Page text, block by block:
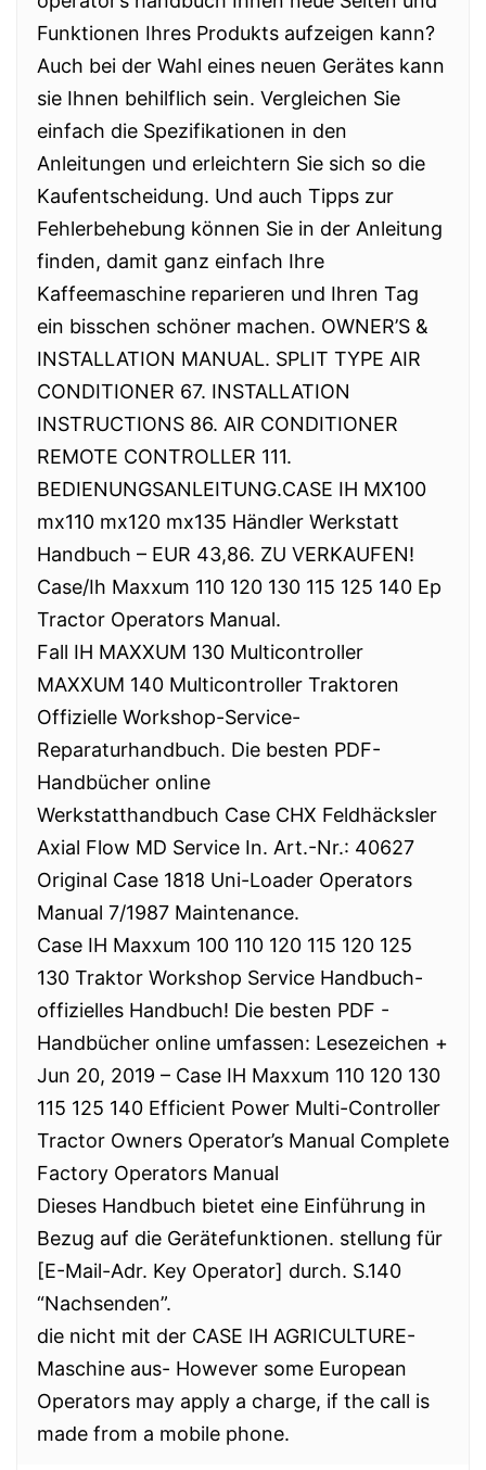
Funktionen Ihres Produkts aufzeigen kann?
Auch bei der Wahl eines neuen Gerätes kann
sie Ihnen behilflich sein. Vergleichen Sie
einfach die Spezifikationen in den
Anleitungen und erleichtern Sie sich so die
Kaufentscheidung. Und auch Tipps zur
Fehlerbehebung können Sie in der Anleitung
finden, damit ganz einfach Ihre
Kaffeemaschine reparieren und Ihren Tag
ein bisschen schöner machen. OWNER’S &
INSTALLATION MANUAL. SPLIT TYPE AIR
CONDITIONER 67. INSTALLATION
INSTRUCTIONS 86. AIR CONDITIONER
REMOTE CONTROLLER 111.
BEDIENUNGSANLEITUNG.CASE IH MX100
mx110 mx120 mx135 Händler Werkstatt
Handbuch – EUR 43,86. ZU VERKAUFEN!
Case/Ih Maxxum 110 120 130 115 125 140 Ep
Tractor Operators Manual.
Fall IH MAXXUM 130 Multicontroller
MAXXUM 140 Multicontroller Traktoren
Offizielle Workshop-Service-
Reparaturhandbuch. Die besten PDF-
Handbücher online
Werkstatthandbuch Case CHX Feldhäcksler
Axial Flow MD Service In. Art.-Nr.: 40627
Original Case 1818 Uni-Loader Operators
Manual 7/1987 Maintenance.
Case IH Maxxum 100 110 120 115 120 125
130 Traktor Workshop Service Handbuch-
offizielles Handbuch! Die besten PDF -
Handbücher online umfassen: Lesezeichen +
Jun 20, 2019 – Case IH Maxxum 110 120 130
115 125 140 Efficient Power Multi-Controller
Tractor Owners Operator’s Manual Complete
Factory Operators Manual
Dieses Handbuch bietet eine Einführung in
Bezug auf die Gerätefunktionen. stellung für
[E-Mail-Adr. Key Operator] durch. S.140
“Nachsenden”.
die nicht mit der CASE IH AGRICULTURE-
Maschine aus- However some European
Operators may apply a charge, if the call is
made from a mobile phone.